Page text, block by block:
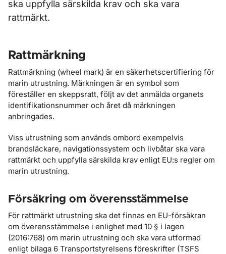
ska uppfylla särskilda krav och ska vara
rattmärkt.
Rattmärkning
Rattmärkning (wheel mark) är en säkerhetscertifiering för
marin utrustning. Märkningen är en symbol som
föreställer en skeppsratt, följt av det anmälda organets
identifikationsnummer och året då märkningen
anbringades.
Viss utrustning som används ombord exempelvis
brandsläckare, navigationssystem och livbåtar ska vara
rattmärkt och uppfylla särskilda krav enligt EU:s regler om
marin utrustning.
Försäkring om överensstämmelse
För rattmärkt utrustning ska det finnas en EU-försäkran
om överensstämmelse i enlighet med 10 § i lagen
(2016:768) om marin utrustning och ska vara utformad
enligt bilaga 6 Transportstyrelsens föreskrifter (TSFS